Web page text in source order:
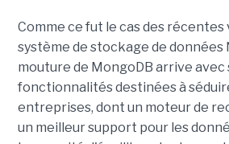
Comme ce fut le cas des récentes
système de stockage de données
mouture de MongoDB arrive avec
fonctionnalités destinées à
entreprises, dont un moteur de
un meilleur support pour les